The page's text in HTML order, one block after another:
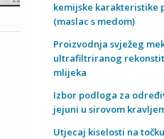
kemijske karakteristike
(maslac s medom)
Proizvodnja svježeg
ultrafiltriranog
mlijeka
Izbor podloga za
jejuni u sirovom
Utjecaj kiselosti na